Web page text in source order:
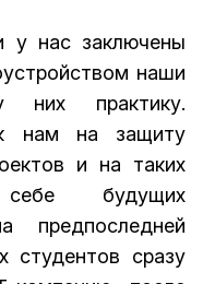
у нас заключены
наши
них практику.
к нам на защиту
и на таких
будущих
предпоследней
студентов сразу